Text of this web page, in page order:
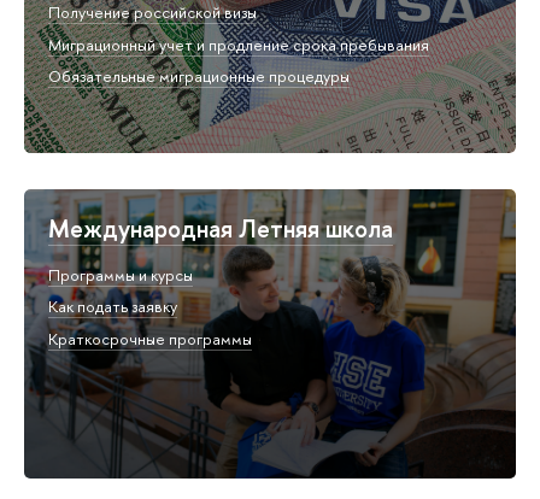
Получение российской визы
Миграционный учет и продление срока пребывания
Обязательные миграционные процедуры
Международная Летняя школа
Программы и курсы
Как подать заявку
Краткосрочные программы